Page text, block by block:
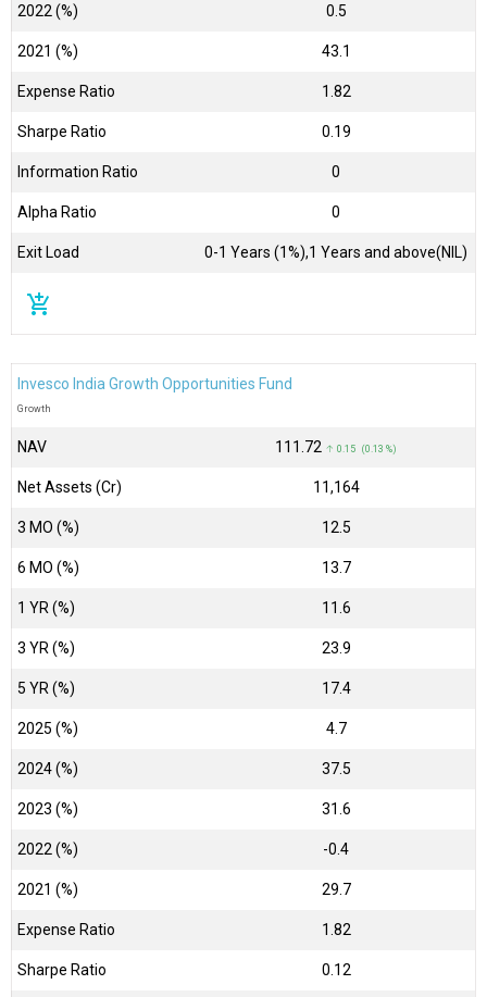
2022 (%) 0.5
2021 (%) 43.1
Expense Ratio 1.82
Sharpe Ratio 0.19
Information Ratio 0
Alpha Ratio 0
Exit Load 0-1 Years (1%),1 Years and above(NIL)
add_shopping_cart
Invesco India Growth Opportunities Fund
Growth
NAV ₹111.72 ↑ 0.15 (0.13 %)
Net Assets (Cr) ₹11,164
3 MO (%) 12.5
6 MO (%) 13.7
1 YR (%) 11.6
3 YR (%) 23.9
5 YR (%) 17.4
2025 (%) 4.7
2024 (%) 37.5
2023 (%) 31.6
2022 (%) -0.4
2021 (%) 29.7
Expense Ratio 1.82
Sharpe Ratio 0.12